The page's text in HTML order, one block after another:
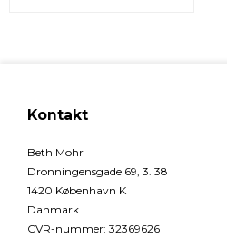
Kontakt
Beth Mohr
Dronningensgade 69, 3. 38
1420 København K
Danmark
CVR-nummer: 32369626